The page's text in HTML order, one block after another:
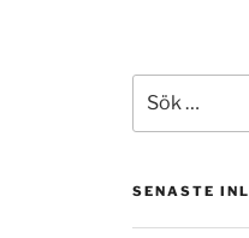
efter:
SENASTE